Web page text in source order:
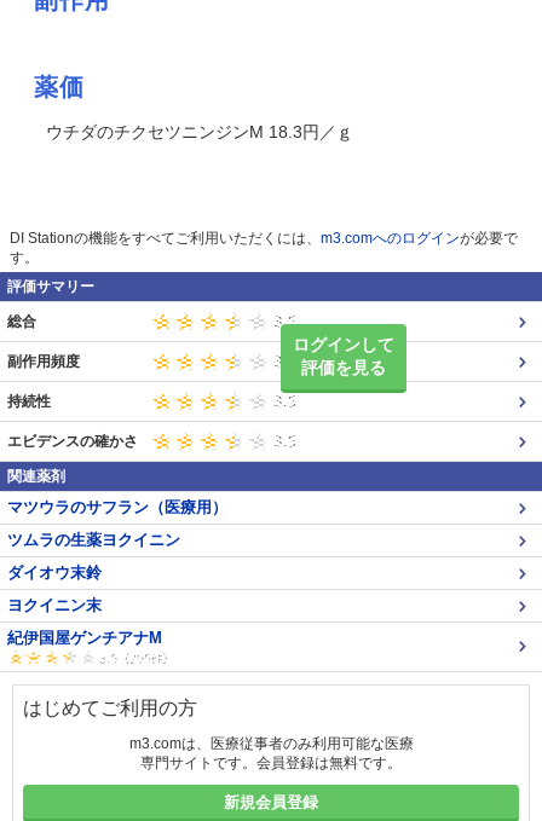
薬価
ウチダのチクセツニンジンM 18.3円／ｇ
DI Stationの機能をすべてご利用いただくには、 m3.comへのログインが必要で
す。
評価サマリー
ログインして
評価を見る
総合
副作用頻度
持続性
エビデンスの確かさ
関連薬剤
マツウラのサフラン（医療用）
ツムラの生薬ヨクイニン
ダイオウ末鈴
ヨクイニン末
紀伊国屋ゲンチアナM
はじめてご利用の方
m3.comは、医療従事者のみ利用可能な医療
専門サイトです。会員登録は無料です。
新規会員登録